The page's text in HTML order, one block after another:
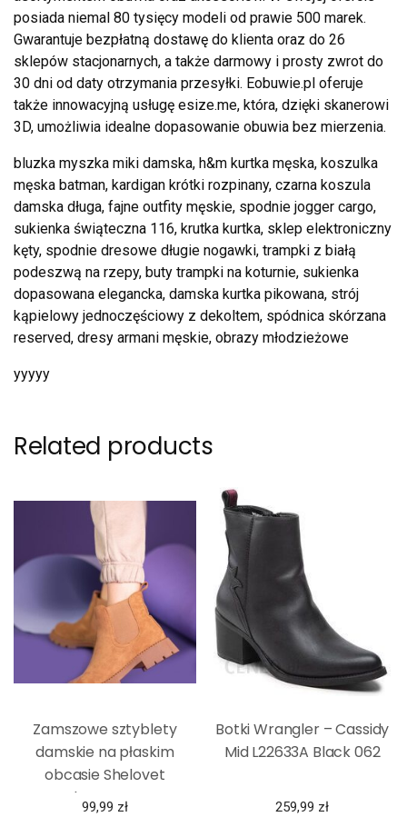
posiada niemal 80 tysięcy modeli od prawie 500 marek.
Gwarantuje bezpłatną dostawę do klienta oraz do 26
sklepów stacjonarnych, a także darmowy i prosty zwrot do
30 dni od daty otrzymania przesyłki. Eobuwie.pl oferuje
także innowacyjną usługę esize.me, która, dzięki skanerowi
3D, umożliwia idealne dopasowanie obuwia bez mierzenia.
bluzka myszka miki damska, h&m kurtka męska, koszulka
męska batman, kardigan krótki rozpinany, czarna koszula
damska długa, fajne outfity męskie, spodnie jogger cargo,
sukienka świąteczna 116, krutka kurtka, sklep elektroniczny
kęty, spodnie dresowe długie nogawki, trampki z białą
podeszwą na rzepy, buty trampki na koturnie, sukienka
dopasowana elegancka, damska kurtka pikowana, strój
kąpielowy jednoczęściowy z dekoltem, spódnica skórzana
reserved, dresy armani męskie, obrazy młodzieżowe
yyyyy
Related products
Zamszowe sztyblety
damskie na płaskim
obcasie Shelovet
brązowe
99,99 zł
Botki Wrangler – Cassidy
Mid L22633A Black 062
259,99 zł